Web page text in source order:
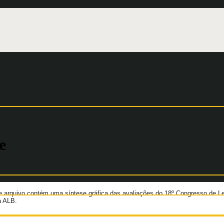
arquivo contém uma síntese gráfica das avaliações do 18º Congresso de